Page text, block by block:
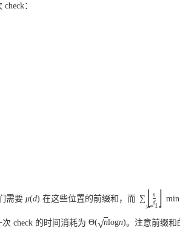
：
需要μ(d) 在这些位置的前缀和，而 ∑
n
d
y=1
min
check 的时间消耗为 Θ(√nlogn)。注意前缀和